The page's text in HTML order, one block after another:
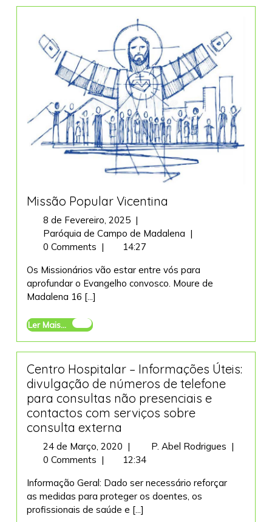
Missão Popular Vicentina
8 de Fevereiro, 2025 8
de
Fevereiro,
|
Paróquia de Campo de Madalena Missão
|
0 Comments |
14:27
Os Missionários vão estar entre vós para
aprofundar o Evangelho convosco. Moure de
Madalena 16 [...]
Ler Mais... Ler
Centro Hospitalar – Informações Úteis:
divulgação de números de telefone
para consultas não presenciais e
contactos com serviços sobre
consulta externa
24 de Março, 2020 24
de
2020
| P. Abel Rodrigues Centro
|
0 Comments |
12:34
Informação Geral: Dado ser necessário reforçar
as medidas para proteger os doentes, os
profissionais de saúde e [...]